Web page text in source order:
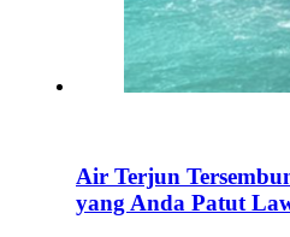
Air Terjun
yang Anda Patut